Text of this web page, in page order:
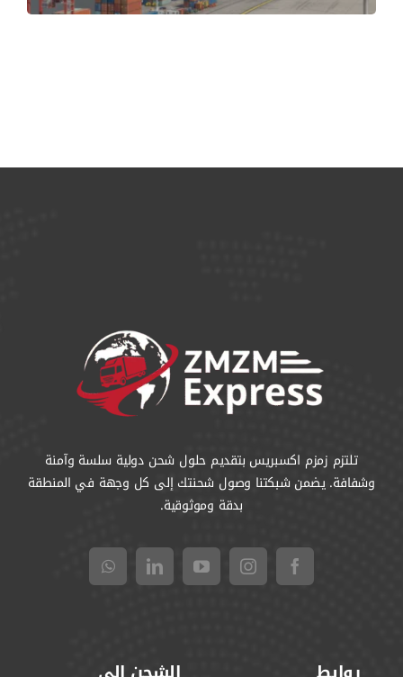
تلتزم زمزم اكسبريس بتقديم حلول شحن دولية سلسة وآمنة
وشفافة. يضمن شبكتنا وصول شحنتك إلى كل وجهة في المنطقة
بدقة وموثوقية.